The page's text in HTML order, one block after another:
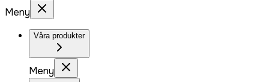
Meny
Våra produkter
Meny